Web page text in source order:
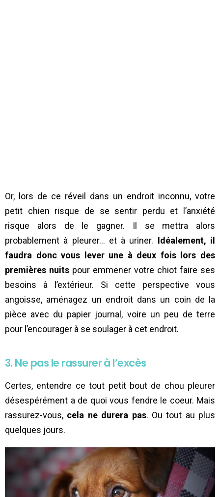
Or, lors de ce réveil dans un endroit inconnu, votre
petit chien risque de se sentir perdu et l’anxiété
risque alors de le gagner. Il se mettra alors
probablement à pleurer… et à uriner. Idéalement, il
faudra donc vous lever une à deux fois lors des
premières nuits pour emmener votre chiot faire ses
besoins à l’extérieur. Si cette perspective vous
angoisse, aménagez un endroit dans un coin de la
pièce avec du papier journal, voire un peu de terre
pour l’encourager à se soulager à cet endroit.
3. Ne pas le rassurer à l’excès
Certes, entendre ce tout petit bout de chou pleurer
désespérément a de quoi vous fendre le coeur. Mais
rassurez-vous, cela ne durera pas. Ou tout au plus
quelques jours.